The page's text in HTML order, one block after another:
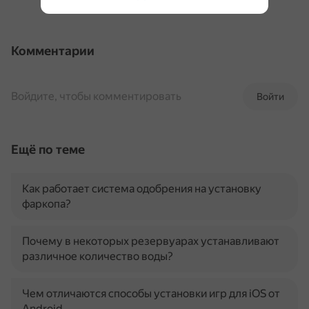
Комментарии
Войти
Войдите, чтобы комментировать
Ещё по теме
Как работает система одобрения на установку
фаркопа?
Почему в некоторых резервуарах устанавливают
различное количество воды?
Чем отличаются способы установки игр для iOS от